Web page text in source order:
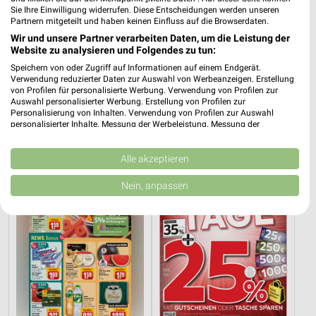
39 km
Wohnen Spezial
Gültig bis Fr. 14.08.
Dieter Knoll
Gültig bis Fr. 14.08.
REWE XXXLutz
Sie Ihre Einwilligung widerrufen. Diese Entscheidungen werden unseren
Partnern mitgeteilt und haben keinen Einfluss auf die Browserdaten.
Wir und unsere Partner verarbeiten Daten, um die Leistung der
Website zu analysieren und Folgendes zu tun:
Speichern von oder Zugriff auf Informationen auf einem Endgerät.
Verwendung reduzierter Daten zur Auswahl von Werbeanzeigen. Erstellung
von Profilen für personalisierte Werbung. Verwendung von Profilen zur
Auswahl personalisierter Werbung. Erstellung von Profilen zur
Personalisierung von Inhalten. Verwendung von Profilen zur Auswahl
personalisierter Inhalte. Messung der Werbeleistung. Messung der
Kombinationen von Daten aus verschiedenen Quellen. Entwicklung und
Verbesserung der Angebote. Verwendung reduzierter Daten zur Auswahl
von Inhalten.
Daten können außerhalb der Europäischen Union weitergegeben und in die
USA gesendet werden.
Website/App.
Partnerliste anzeigen (1 IAB-Anbieter)
Wir nutzen Ihre Daten für folgende Zwecke:
IAB-Verarbeitungszwecke:
Speichern von oder Zugriff auf Informationen
auf einem Endgerät
Alle akzeptieren
Nein, anpassen